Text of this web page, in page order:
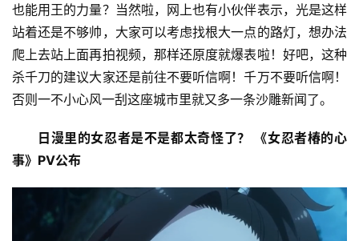
也能用王的力量？当然啦，网上也有小伙伴表示，光是这样
站着还是不够帅，大家可以考虑找根大一点的路灯，想办法
爬上去站上面再拍视频，那样还原度就爆表啦！好吧，这种
杀千刀的建议大家还是前往不要听信啊！千万不要听信啊！
否则一不小心风一刮这座城市里就又多一条沙雕新闻了。
日漫里的女忍者是不是都太奇怪了？ 《女忍者椿的心
事》PV公布